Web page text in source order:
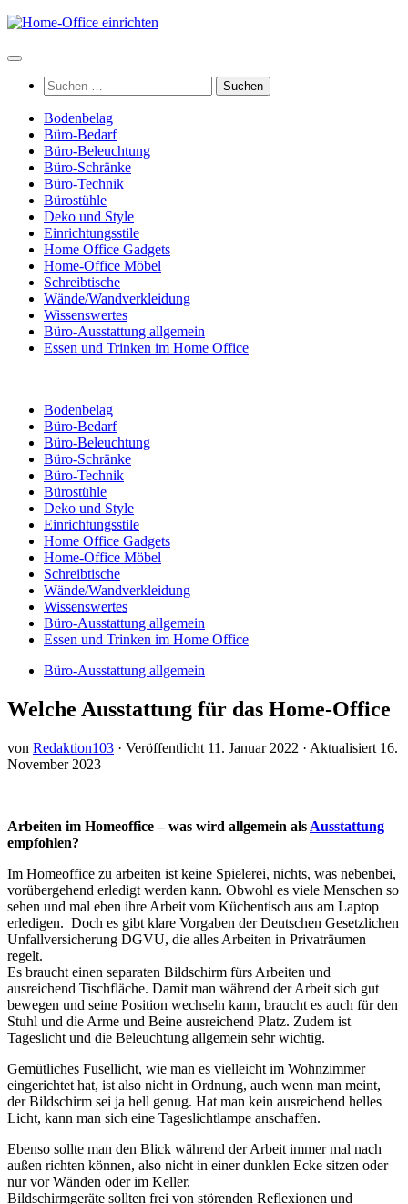
Zum
springen
Suchen
nach:
Bodenbelag
Büro-Bedarf
Büro-Beleuchtung
Büro-Schränke
Büro-Technik
Bürostühle
Deko und Style
Einrichtungsstile
Home Office Gadgets
Home-Office Möbel
Schreibtische
Wände/Wandverkleidung
Wissenswertes
Büro-Ausstattung allgemein
Essen und Trinken im Home Office
Bodenbelag
Büro-Bedarf
Büro-Beleuchtung
Büro-Schränke
Büro-Technik
Bürostühle
Deko und Style
Einrichtungsstile
Home Office Gadgets
Home-Office Möbel
Schreibtische
Wände/Wandverkleidung
Wissenswertes
Büro-Ausstattung allgemein
Essen und Trinken im Home Office
Büro-Ausstattung allgemein
Welche Ausstattung für das Home-Office
von Redaktion103 · Veröffentlicht 11. Januar 2022 · Aktualisiert 16.
November 2023
Arbeiten im Homeoffice – was wird allgemein als Ausstattung
empfohlen?
Im Homeoffice zu arbeiten ist keine Spielerei, nichts, was nebenbei,
vorübergehend erledigt werden kann. Obwohl es viele Menschen so
sehen und mal eben ihre Arbeit vom Küchentisch aus am Laptop
erledigen. Doch es gibt klare Vorgaben der Deutschen Gesetzlichen
Unfallversicherung DGVU, die alles Arbeiten in Privaträumen
regelt.
Es braucht einen separaten Bildschirm fürs Arbeiten und
ausreichend Tischfläche. Damit man während der Arbeit sich gut
bewegen und seine Position wechseln kann, braucht es auch für den
Stuhl und die Arme und Beine ausreichend Platz. Zudem ist
Tageslicht und die Beleuchtung allgemein sehr wichtig.
Gemütliches Fusellicht, wie man es vielleicht im Wohnzimmer
eingerichtet hat, ist also nicht in Ordnung, auch wenn man meint,
der Bildschirm sei ja hell genug. Hat man kein ausreichend helles
Licht, kann man sich eine Tageslichtlampe anschaffen.
Ebenso sollte man den Blick während der Arbeit immer mal nach
außen richten können, also nicht in einer dunklen Ecke sitzen oder
nur vor Wänden oder im Keller.
Bildschirmgeräte sollten frei von störenden Reflexionen und